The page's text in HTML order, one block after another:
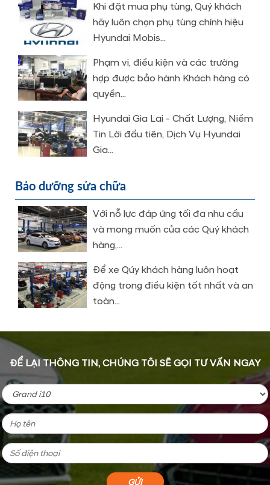
Khi đặt mua phụ tùng, Quý khách
hãy luôn chọn phụ tùng chính hiệu
Hyundai Mobis...
Phạm vi, điều kiện và các trường
hợp được bảo hành Khách hàng có
quyền...
Hyundai Gia Lai - Chất Lượng, Niềm
Tin Lời đầu tiên, Dịch Vụ Hyundai
Gia...
Bảo dưỡng sửa chữa
Với nỗ lực đáp ứng tối đa nhu cầu
và mong muốn của các Quý khách
hàng,...
Để xe Qúy khách hàng luôn hoạt
động trong điều kiện tốt nhất và an
toàn...
ĐỂ LẠI THÔNG TIN, CHÚNG TÔI SẼ GỌI TƯ VẤN NGAY